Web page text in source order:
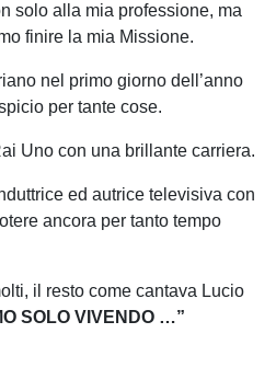
solo alla mia professione, ma
finire la mia Missione.
nel primo giorno dell’anno
per tante cose.
Uno con una brillante carriera.
ed autrice televisiva con
ancora per tanto tempo
il resto come cantava Lucio
SOLO VIVENDO …”